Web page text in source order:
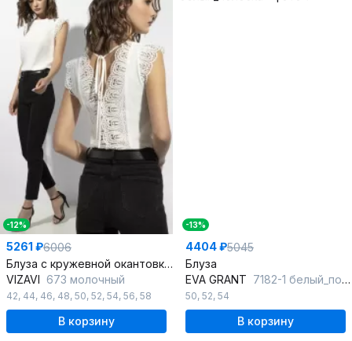
-12%
5261 ₽6006
Блуза с кружевной окантовкой и завязками на спине
VIZAVI 673 молочный
42, 44, 46, 48, 50, 52, 54, 56, 58
В корзину
-13%
4404 ₽5045
Блуза
EVA GRANT 7182-1 белый_полоска
50, 52, 54
В корзину